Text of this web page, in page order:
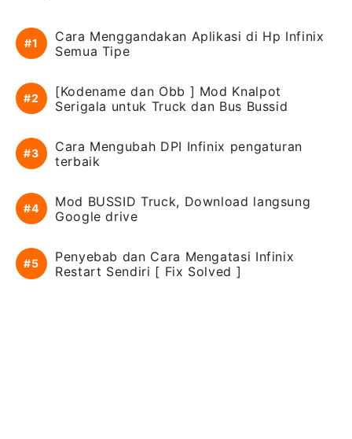
Cara Menggandakan Aplikasi di Hp Infinix
Semua Tipe
[Kodename dan Obb ] Mod Knalpot
Serigala untuk Truck dan Bus Bussid
Cara Mengubah DPI Infinix pengaturan
terbaik
Mod BUSSID Truck, Download langsung
Google drive
Penyebab dan Cara Mengatasi Infinix
Restart Sendiri [ Fix Solved ]